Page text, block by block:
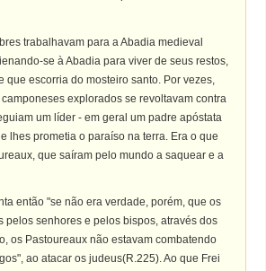
trabalhavam para a Abadia medieval
se à Abadia para viver de seus restos,
que escorria do mosteiro santo. Por vezes,
explorados se revoltavam contra
um líder - em geral um padre apóstata
lhes prometia o paraíso na terra. Era o que
que saíram pelo mundo a saquear e a
então "se não era verdade, porém, que os
pelos senhores e pelos bispos, através dos
os Pastoureaux não estavam combatendo
ao atacar os judeus(R.225). Ao que Frei